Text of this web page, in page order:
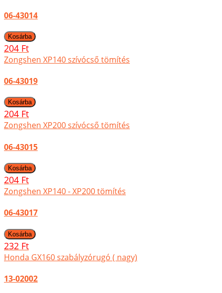
06-43014
204 Ft
Zongshen XP140 szívócső tömítés
06-43019
204 Ft
Zongshen XP200 szívócső tömítés
06-43015
204 Ft
Zongshen XP140 - XP200 tömítés
06-43017
232 Ft
Honda GX160 szabályzórugó ( nagy)
13-02002